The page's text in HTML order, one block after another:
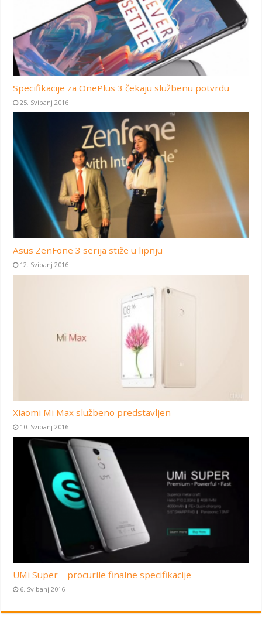
Specifikacije za OnePlus 3 čekaju službenu potvrdu
25. Svibanj 2016
Asus ZenFone 3 serija stiže u lipnju
12. Svibanj 2016
Xiaomi Mi Max službeno predstavljen
10. Svibanj 2016
UMi Super – procurile finalne specifikacije
6. Svibanj 2016